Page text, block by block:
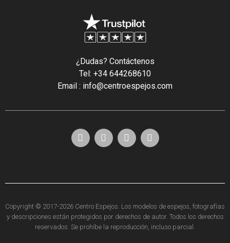
¿Dudas? Contáctenos
Tel: +34 644268610
Email : info@centroespejos.com
Copyright © 2017-2026 Centro Espejos. Los modelos de espejos, fotografías
y descripciones están protegidos por derechos de autor. Todos los derechos
reservados. Se prohíbe la reproducción, incluso parcial.